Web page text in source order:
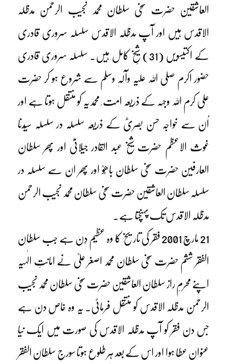
العاشقین حضرت سخی سلطان محمد نجیب الرحمن مدظلہ
الاقدس ہیں اور آپ مدظلہ الاقدس سلسلہ سروری قادری
کے اکتیسویں (31) شیخِ کامل ہیں۔ سلسلہ سروری قادری
حضور اکرم صلی اللہ علیہ وآلہٖ وسلم سے شروع ہو کر حضرت
علی کرم اللہ وجہہ کے ذریعہ امت ِ محمدیہ کو منتقل ہوتا ہے اور
اُن سے خواجہ حسن بصریؓ کے ذریعہ سلسلہ در سلسلہ سیّدنا
غوث الاعظم حضرت شیخ عبد القادر جیلانیؓ اور پھر سلطان
العارفین حضرت سخی سلطان باھُوؒ اور پھر ان سے سلسلہ در
سلسلہ سلطان العاشقین حضرت سخی سلطان محمد نجیب الرحمن
مدظلہ الاقدس تک پہنچتا ہے۔
21 مارچ 2001 فقر کی تاریخ کا وہ عظیم دِن ہے جب سلطان
الفقر ششم حضرت سخی سلطان محمد اصغر علیؒ نے امانتِ الٰہیہ
اپنے محرمِ راز سلطان العاشقین حضرت سخی سلطان محمد نجیب
الرحمن مدظلہ الاقدس کو منتقل فرمائی۔ یہ وہ خاص دن ہے
جس دن فقر کو آپ مدظلہ الاقدس کی صورت میں ایک نیا
عنوان عطا ہوا اور اس کے بعد ہر طلوع ہوتا سورج سلطان الفقر